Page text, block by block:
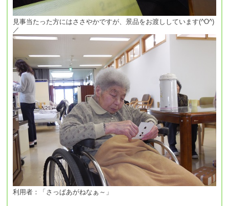
見事当たった方にはささやかですが、景品をお渡ししています(^O^)
／
利用者：「さっぱあがねなぁ～」